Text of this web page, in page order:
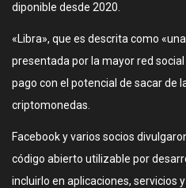
diponible desde 2020.
«Libra», que es descrita como
presentada por la mayor red
pago con el potencial de sacar de
criptomonedas.
Facebook y varios socios
código abierto utilizable por
incluirlo en aplicaciones, servicios